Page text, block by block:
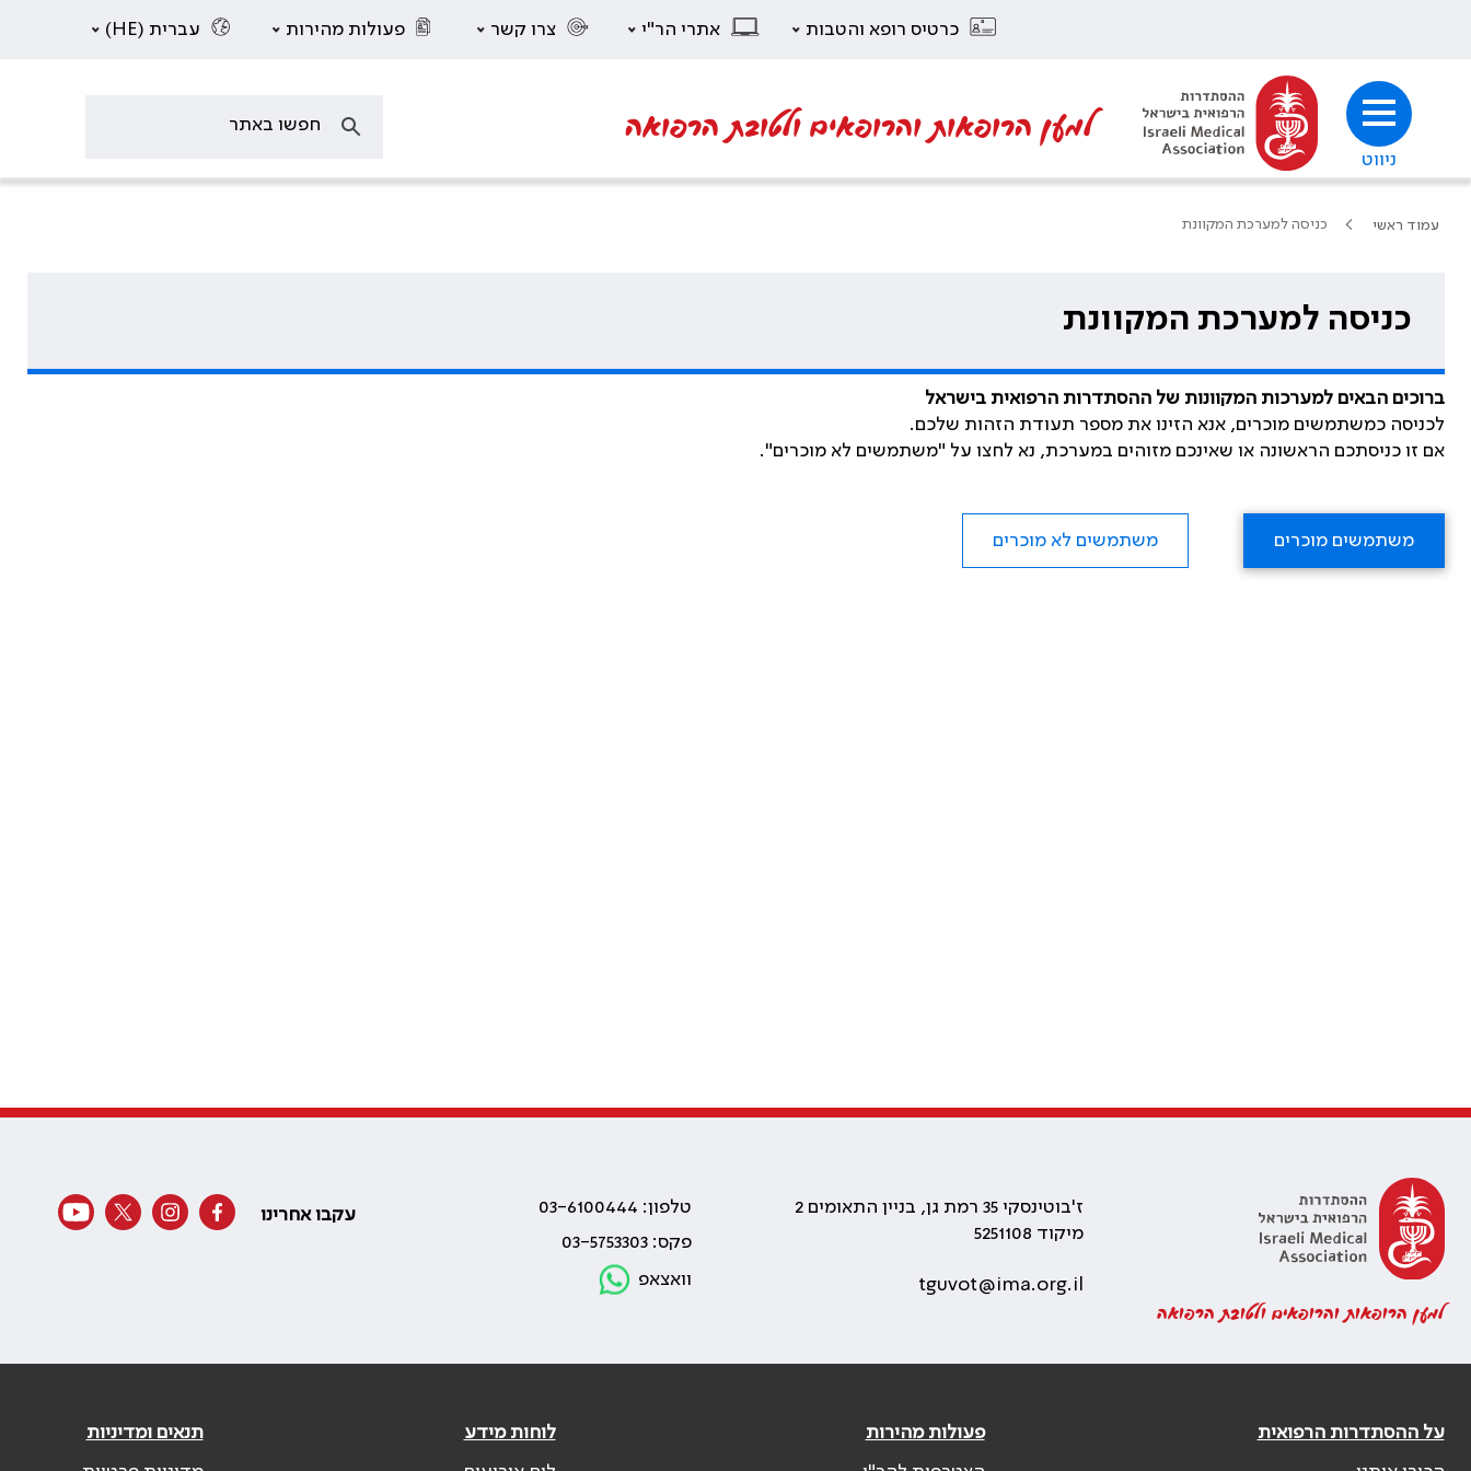
כרטיס רופא והטבות אתרי הר"י צרו קשר פעולות מהירות עברית (HE)
ניווט
למען הרופאות והרופאים ולטובת הרפואה
עמוד ראשי כניסה למערכת המקוונת
כניסה למערכת המקוונת
ברוכים הבאים למערכות המקוונות של ההסתדרות הרפואית בישראל
לכניסה כמשתמשים מוכרים, אנא הזינו את מספר תעודת הזהות שלכם.
אם זו כניסתכם הראשונה או שאינכם מזוהים במערכת, נא לחצו על "משתמשים לא מוכרים".
משתמשים מוכרים משתמשים לא מוכרים
למען הרופאות והרופאים ולטובת הרפואה
ז'בוטינסקי 35 רמת גן, בניין התאומים 2
מיקוד 5251108
tguvot@ima.org.il
טלפון: 03-6100444
פקס: 03-5753303
וואצאפ
עקבו אחרינו
על ההסתדרות הרפואית
פעולות מהירות
לוחות מידע
תנאים ומדיניות